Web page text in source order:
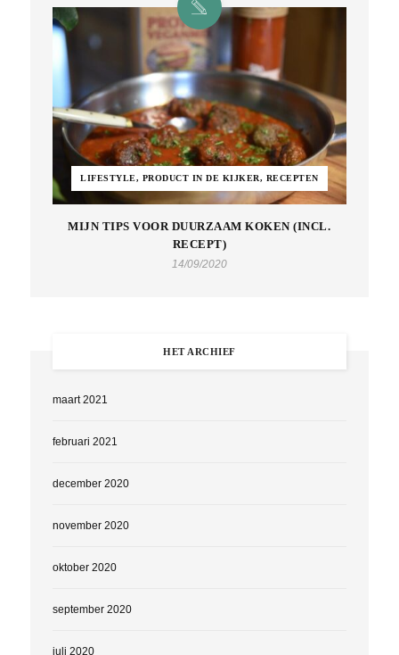
LIFESTYLE, PRODUCT IN DE KIJKER, RECEPTEN
MIJN TIPS VOOR DUURZAAM KOKEN (INCL.
RECEPT)
14/09/2020
HET ARCHIEF
maart 2021
februari 2021
december 2020
november 2020
oktober 2020
september 2020
juli 2020